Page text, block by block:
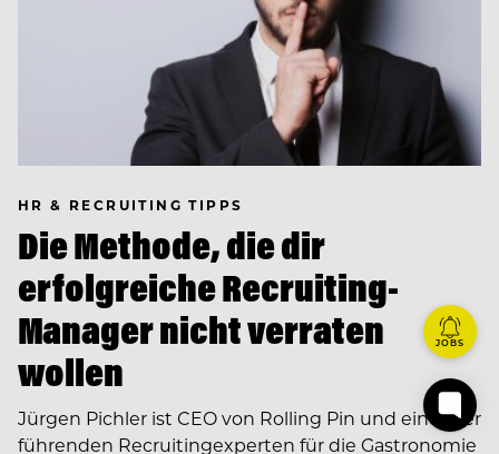
HR & RECRUITING TIPPS
Die Methode, die dir
erfolgreiche Recrui­ting-
Manager nicht verraten
wollen
Jürgen Pichler ist CEO von Rolling Pin und einer der
führenden Recruiting­experten für die Gastro­nomie
JOBS